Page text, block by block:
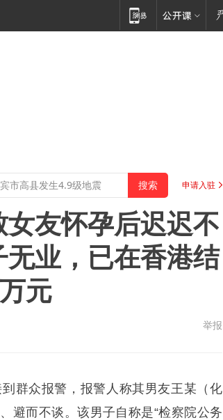
申请入驻
友怀孕后迟迟不
业，已在香港结
元
举报
群众报警，报警人称其男友王某（化
避而不谈。该男子自称是“检察院公务